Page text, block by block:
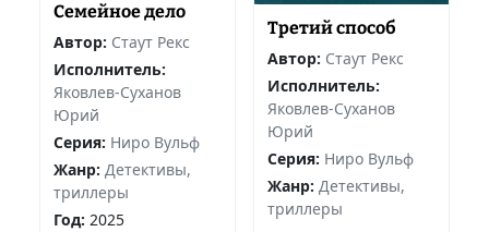
Семейное дело
Автор: Стаут Рекс
Исполнитель:
Яковлев-Суханов
Юрий
Серия: Ниро Вульф
Жанр: Детективы,
триллеры
Год: 2025
Третий способ
Автор: Стаут Рекс
Исполнитель:
Яковлев-Суханов
Юрий
Серия: Ниро Вульф
Жанр: Детективы,
триллеры